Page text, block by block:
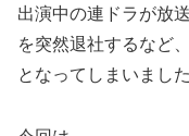
出演中の連ドラが放
を突然退社するなど
となってしまいました